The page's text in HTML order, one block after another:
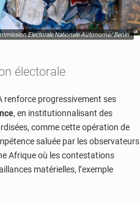
Electorale Nationale Autonome/ Benin
électorale
renforce progressivement ses
, en institutionnalisant des
comme cette opération de
saluée par les observateurs
Afrique où les contestations
matérielles, l’exemple